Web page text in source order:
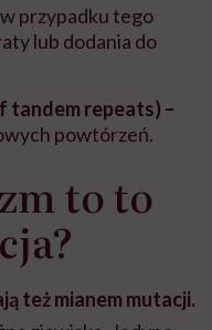
w przypadku tego
lub dodania do
tandem repeats) –
powtórzeń.
to to
też mianem mutacji.